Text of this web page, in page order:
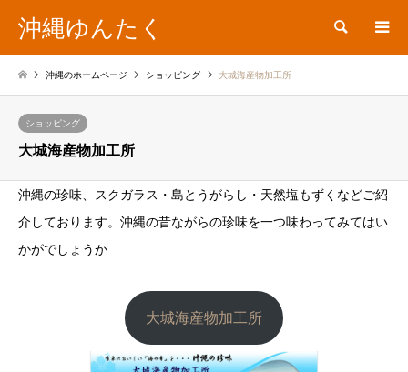
沖縄ゆんたく 検索
沖縄のホームページ ショッピング 大城海産物加工所
ショッピング
大城海産物加工所
沖縄の珍味、スクガラス・島とうがらし・天然塩もずくなどご紹
介しております。沖縄の昔ながらの珍味を一つ味わってみてはい
かがでしょうか
大城海産物加工所